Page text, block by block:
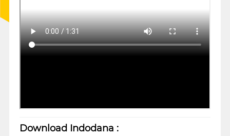
Download Indodana :